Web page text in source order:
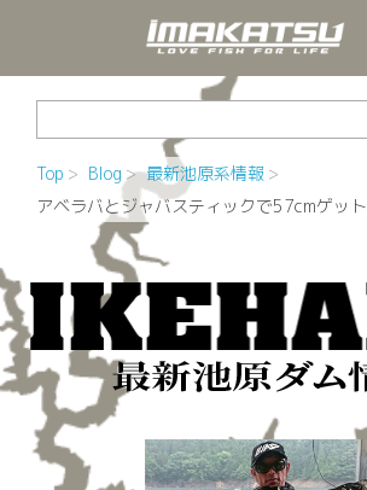
Top Blog
最新池原系情報
アベラバとジャバスティックで57cmゲット